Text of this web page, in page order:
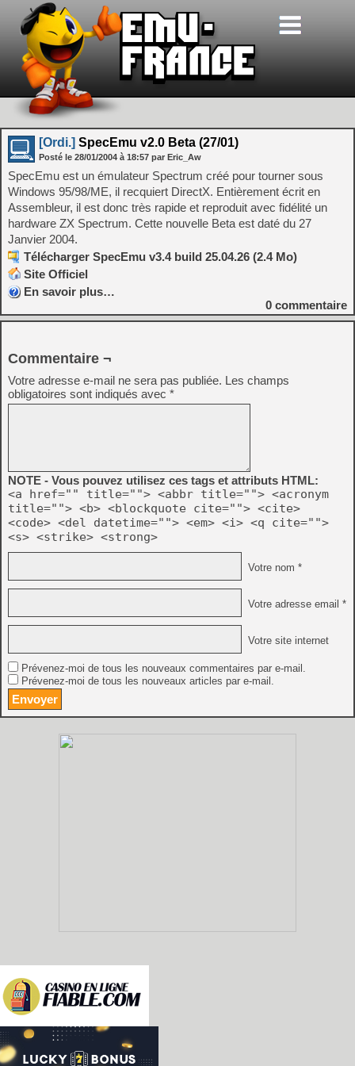
[Ordi.] SpecEmu v2.0 Beta (27/01)
Posté le 28/01/2004 à 18:57 par Eric_Aw
SpecEmu est un émulateur Spectrum créé pour tourner sous
Windows 95/98/ME, il recquiert DirectX. Entièrement écrit en
Assembleur, il est donc très rapide et reproduit avec fidélité un
hardware ZX Spectrum. Cette nouvelle Beta est daté du 27
Janvier 2004.
Télécharger SpecEmu v3.4 build 25.04.26 (2.4 Mo)
Site Officiel
En savoir plus…
0 commentaire
Commentaire ¬
Votre adresse e-mail ne sera pas publiée. Les champs
obligatoires sont indiqués avec *
NOTE - Vous pouvez utilisez ces tags et attributs HTML:
<a href="" title=""> <abbr title=""> <acronym
title=""> <b> <blockquote cite=""> <cite>
<code> <del datetime=""> <em> <i> <q cite="">
<s> <strike> <strong>
Votre nom *
Votre adresse email *
Votre site internet
Prévenez-moi de tous les nouveaux commentaires par e-mail.
Prévenez-moi de tous les nouveaux articles par e-mail.